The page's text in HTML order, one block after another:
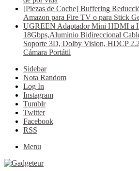
[Piezas de Coche] Buffering
Amazon para Fire TV o para Stick
UGREEN Adaptador Mini HDMI a
18Gbps,Aluminio Bidireccional
Soporte 3D, Dolby Vision, HDCP
Cámara Portátil
Sidebar
Nota Random
Log In
Instagram
Tumblr
Twitter
Facebook
RSS
Menu